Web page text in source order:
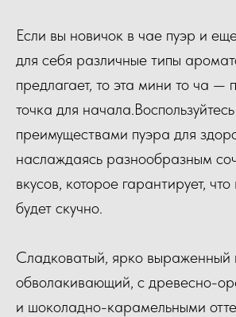
Если вы новичок в чае пуэр и
для себя различные типы
предлагает, то эта мини то ча —
точка для начала.Воспользуйтесь
преимуществами пуэра для
наслаждаясь разнообразным
вкусов, которое гарантирует,
будет скучно.
Сладковатый, ярко выраженный
обволакивающий, с древесно-
и шоколадно-карамельными